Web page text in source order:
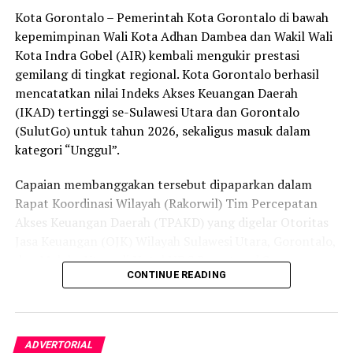
secara menyeluruh, tidak hanya menyasar pengecer
skala kecil tetapi juga distributor dan toko-toko besar
yang melanggar aturan.
Dalam daftar pemeringkatan nasional tersebut, Kota
Denpasar menempati posisi puncak dengan tingkat rasa
aman masyarakat melebihi 81 persen, disusul oleh Kota
Yogyakarta, Surakarta, Semarang, Magelang, dan
Kota Gorontalo yang berada di urutan ketujuh berhasil
mengungguli sejumlah kota berkembang lainnya di
Singkawang. Capaian ini menjadi bukti konkret bahwa
Kota Gorontalo terus bertransformasi menjadi daerah
Kota Gorontalo – Pemerintah Kota Gorontalo di bawah
kepemimpinan Wali Kota Adhan Dambea dan Wakil Wali
Kota Indra Gobel (AIR) kembali mengukir prestasi
gemilang di tingkat regional. Kota Gorontalo berhasil
mencatatkan nilai Indeks Akses Keuangan Daerah
(IKAD) tertinggi se-Sulawesi Utara dan Gorontalo
(SulutGo) untuk tahun 2026, sekaligus masuk dalam
kategori “Unggul”.
Capaian membanggakan tersebut dipaparkan dalam
Rapat Koordinasi Wilayah (Rakorwil) Tim Percepatan
Akses Keuangan Daerah (TPAKD) yang digelar Otoritas
dan Maluku Utara di Hotel NDC Resort and Spa,
Manado, Sulawesi Utara, Rabu (29/7/2026).
Delegasi Pemkot Gorontalo dipimpin langsung oleh
Wakil Wali Kota Gorontalo Indra Gobel, didampingi
CONTINUE READING
ADVERTORIAL